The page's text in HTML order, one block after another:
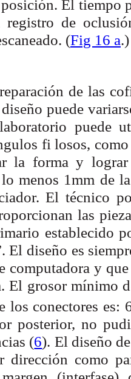
El tiempo
registro de
(Fig 16 a.)
de las
puede
puede
fi losos,
la forma y lograr
menos 1mm de
El técnico
las
establecido
El diseño es
computadora y
El grosor mínimo
los conectores es:
posterior, no
(6). El diseño
dirección como